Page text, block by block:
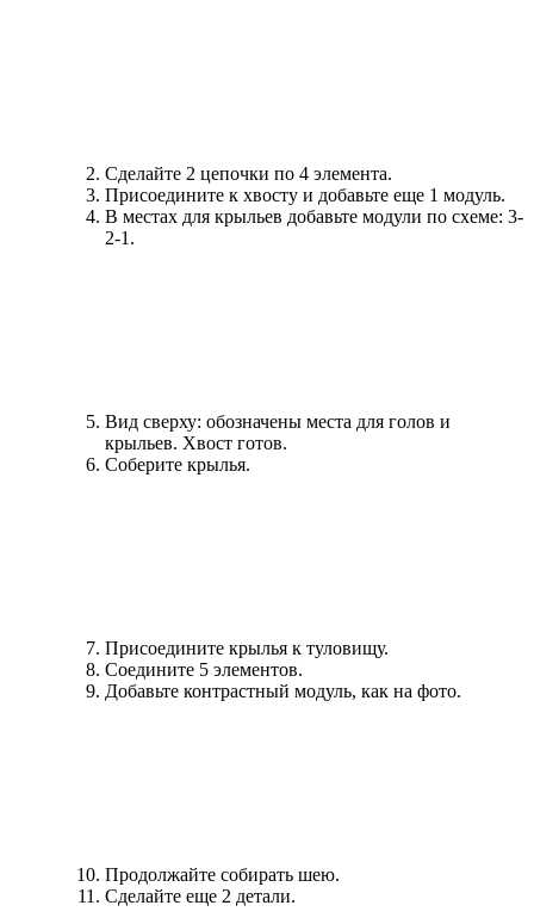
Сделайте 2 цепочки по 4 элемента.
Присоедините к хвосту и добавьте еще 1 модуль.
В местах для крыльев добавьте модули по схеме: 3-
2-1.
Вид сверху: обозначены места для голов и
крыльев. Хвост готов.
Соберите крылья.
Присоедините крылья к туловищу.
Соедините 5 элементов.
Добавьте контрастный модуль, как на фото.
Продолжайте собирать шею.
Сделайте еще 2 детали.